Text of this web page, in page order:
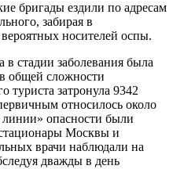
бригады ездили по адресам
забирая в
носителей оспы.
в стадии заболевания была
общей сложности
туриста затронула 9342
относилось около
опасности были
Москвы и
врачи наблюдали на
дважды в день